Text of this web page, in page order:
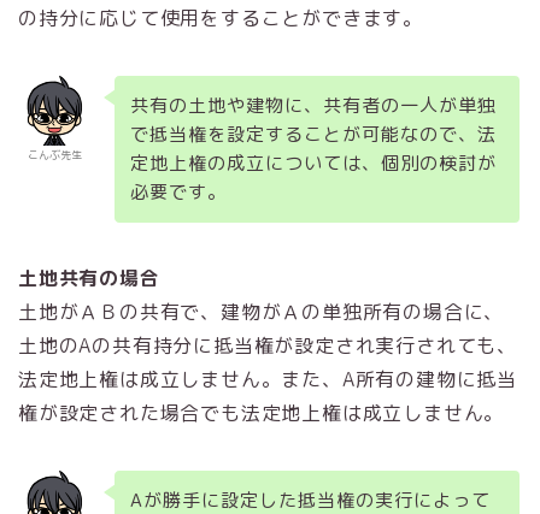
の持分に応じて使用をすることができます。
こんぶ先生
共有の土地や建物に、共有者の一人が単独
で抵当権を設定することが可能なので、法
定地上権の成立については、個別の検討が
必要です。
土地共有の場合
土地がＡＢの共有で、建物がＡの単独所有の場合に、
土地のAの共有持分に抵当権が設定され実行されても、
法定地上権は成立しません。また、A所有の建物に抵当
権が設定された場合でも法定地上権は成立しません。
Aが勝手に設定した抵当権の実行によって